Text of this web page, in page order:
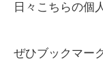
日々こちらの個
ぜひブックマー